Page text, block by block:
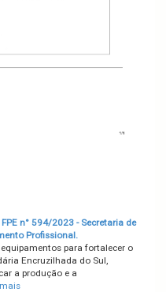
n° 594/2023 - Secretaria de
Profissional.
para fortalecer o
Encruzilhada do Sul,
a produção e a